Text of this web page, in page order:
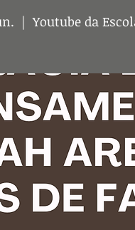
  |
Youtube da